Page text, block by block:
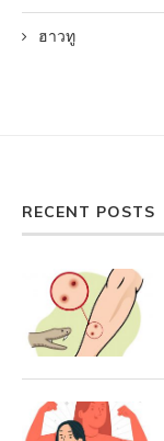
ฮาวทู
RECENT POSTS